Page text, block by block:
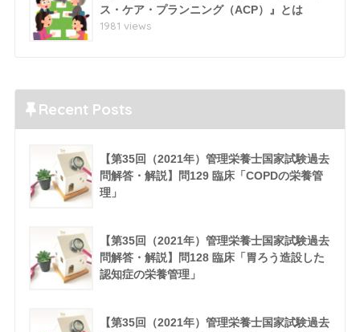
ス・ケア・プランニング（ACP）』とは
1981 views
Recent Posts
【第35回（2021年）管理栄養士国家試験過去
問解答・解説】問129 臨床「COPDの栄養管
理」
【第35回（2021年）管理栄養士国家試験過去
問解答・解説】問128 臨床「胃ろう造設した
認知症の栄養管理」
【第35回（2021年）管理栄養士国家試験過去